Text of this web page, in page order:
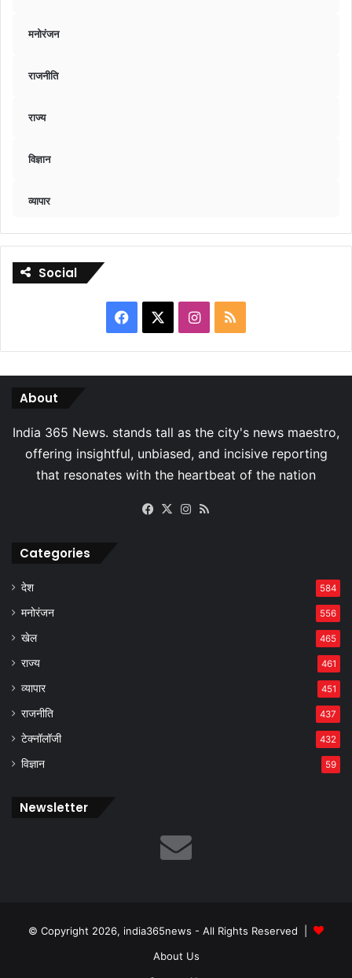
मनोरंजन
राजनीति
राज्य
विज्ञान
व्यापार
Social
Facebook Instagram
RSS
About
Facebook
X Instagram
Categories
देश 584
मनोरंजन 556
खेल 465
राज्य 461
व्यापार 451
राजनीति 437
टेक्नॉलॉजी 432
विज्ञान 59
Newsletter
© Copyright 2026, india365news - All Rights Reserved |
About Us